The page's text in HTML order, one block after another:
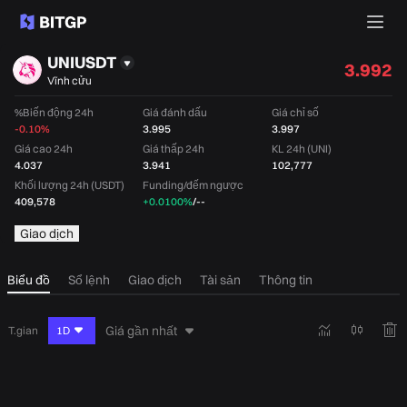
UNIUSDT
Vĩnh cửu 3.992
%Biến động 24h
-0.10%
Giá đánh dấu
3.995
Giá chỉ số
3.997
Giá cao 24h
4.037
Giá thấp 24h
3.941
KL 24h (UNI)
102,777
Khối lượng 24h (USDT)
409,578
Funding/đếm ngược
+0.0100%/--
Giao dịch
Biểu đồ Sổ lệnh Giao dịch Tài sản Thông tin
T.gian 1D Giá gần nhất